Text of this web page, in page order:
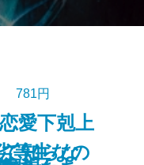
知らな
1 781円
愛下剋上
等生なの